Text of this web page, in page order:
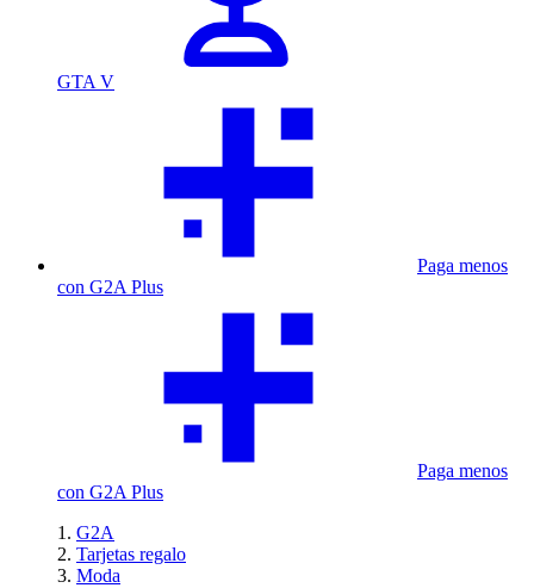
GTA V
Paga menos
con G2A Plus
Paga menos
con G2A Plus
G2A
Tarjetas regalo
Moda